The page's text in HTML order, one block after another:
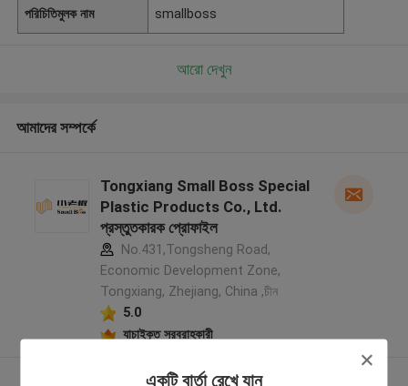
একটি বার্তা রেখে যান
পরিচিতিমুলক নাম smallboss
আরো দেখুন
আমাদের সম্পর্কে
Tongxiang Small Boss Special
Plastic Products Co., Ltd.
প্রস্তুতকারক প্রোফাইল
No.431,Tongsheng Road,
Economic Development Zone,
Tongxiang, Zhejiang, China ,চীন
5.0
যাচাইকৃত সরবরাহকারী
আরো দেখুন